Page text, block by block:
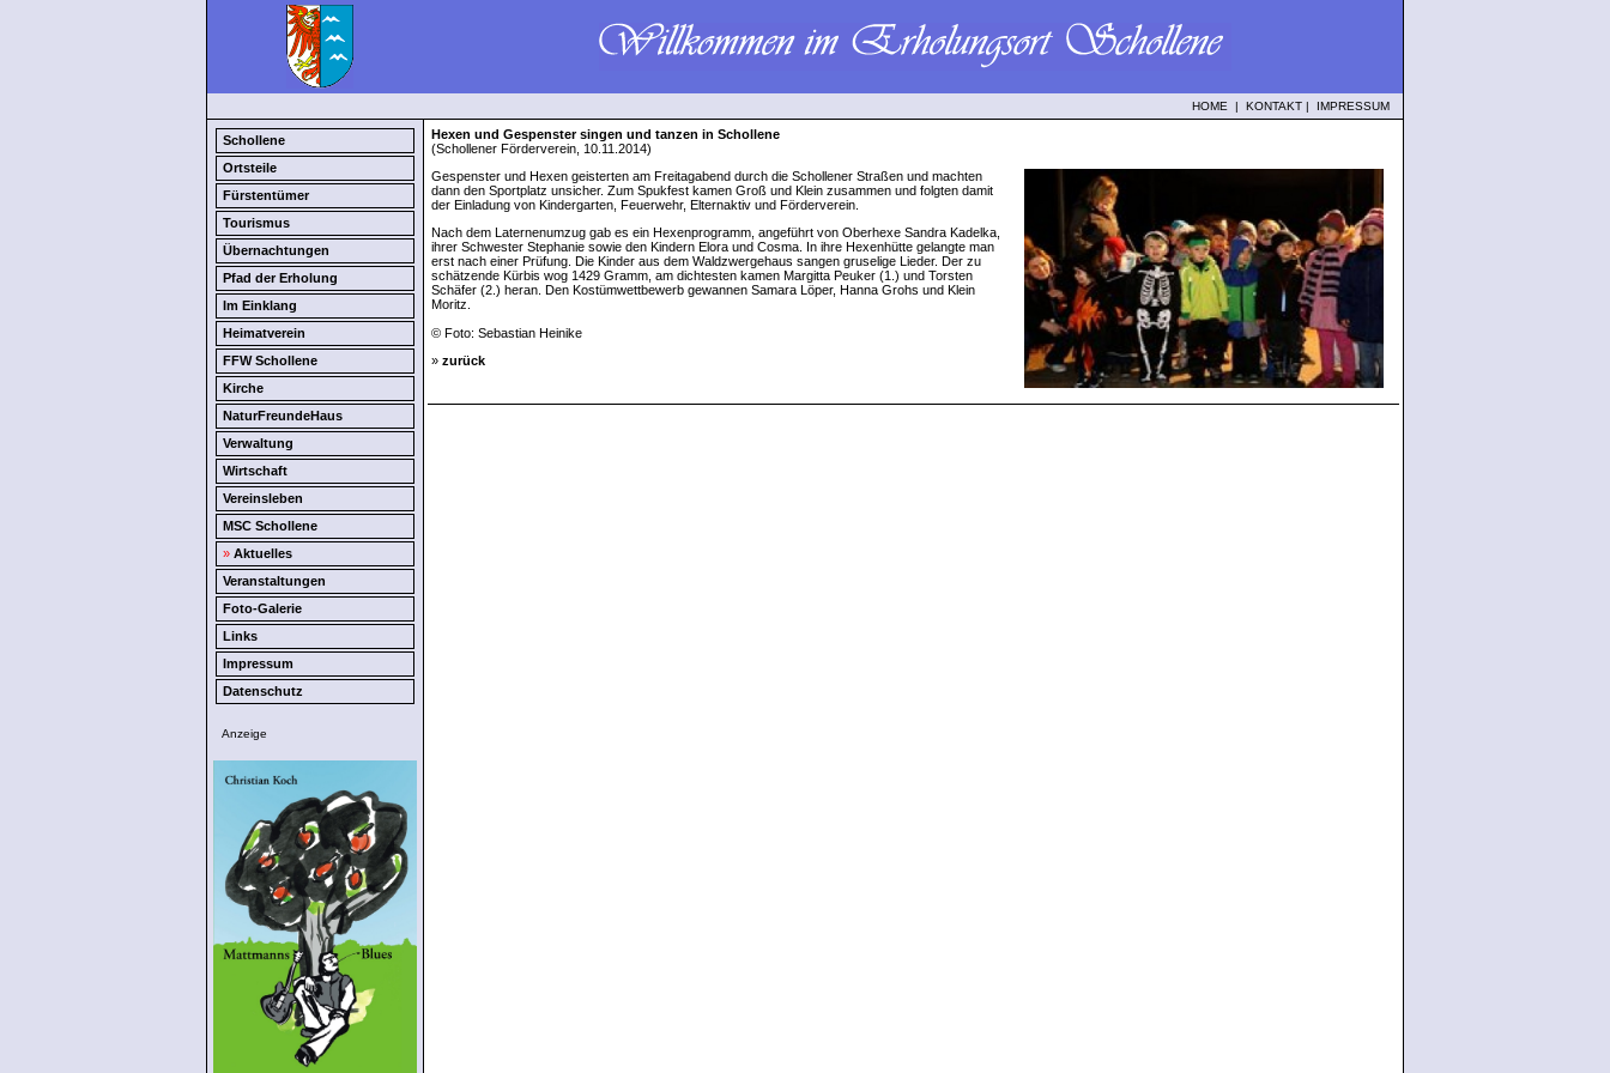
HOME | KONTAKT | IMPRESSUM
Schollene
Ortsteile
Fürstentümer
Tourismus
Übernachtungen
Pfad der Erholung
Im Einklang
Heimatverein
FFW Schollene
Kirche
NaturFreundeHaus
Verwaltung
Wirtschaft
Vereinsleben
MSC Schollene
» Aktuelles
Veranstaltungen
Foto-Galerie
Links
Impressum
Datenschutz
Anzeige
Hexen und Gespenster singen und tanzen in Schollene
(Schollener Förderverein, 10.11.2014)
Gespenster und Hexen geisterten am Freitagabend durch die Schollener Straßen und machten
dann den Sportplatz unsicher. Zum Spukfest kamen Groß und Klein zusammen und folgten damit
der Einladung von Kindergarten, Feuerwehr, Elternaktiv und Förderverein.
Nach dem Laternenumzug gab es ein Hexenprogramm, angeführt von Oberhexe Sandra Kadelka,
ihrer Schwester Stephanie sowie den Kindern Elora und Cosma. In ihre Hexenhütte gelangte man
erst nach einer Prüfung. Die Kinder aus dem Waldzwergehaus sangen gruselige Lieder. Der zu
schätzende Kürbis wog 1429 Gramm, am dichtesten kamen Margitta Peuker (1.) und Torsten
Schäfer (2.) heran. Den Kostümwettbewerb gewannen Samara Löper, Hanna Grohs und Klein
Moritz.
© Foto: Sebastian Heinike
» zurück